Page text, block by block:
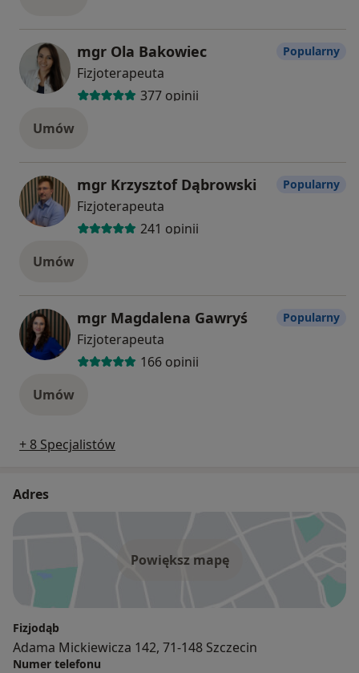
mgr Ola Bakowiec
Fizjoterapeuta
377 opinii
Popularny
Umów
mgr Krzysztof Dąbrowski
Fizjoterapeuta
241 opinii
Popularny
Umów
mgr Magdalena Gawryś
Fizjoterapeuta
166 opinii
Popularny
Umów
+ 8 Specjalistów
Adres
Powiększ mapę
Fizjodąb
Adama Mickiewicza 142, 71-148 Szczecin
Numer telefonu